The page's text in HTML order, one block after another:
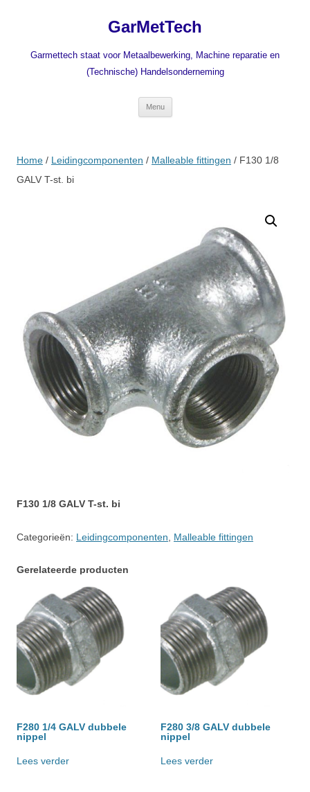
GarMetTech
Garmettech staat voor Metaalbewerking, Machine reparatie en
(Technische) Handelsonderneming
Menu
Home / Leidingcomponenten / Malleable fittingen / F130 1/8
GALV T-st. bi
F130 1/8 GALV T-st. bi
Categorieën: Leidingcomponenten Malleable fittingen
Gerelateerde producten
F280 1/4 GALV dubbele
nippel
Lees verder
F280 3/8 GALV dubbele
nippel
Lees verder